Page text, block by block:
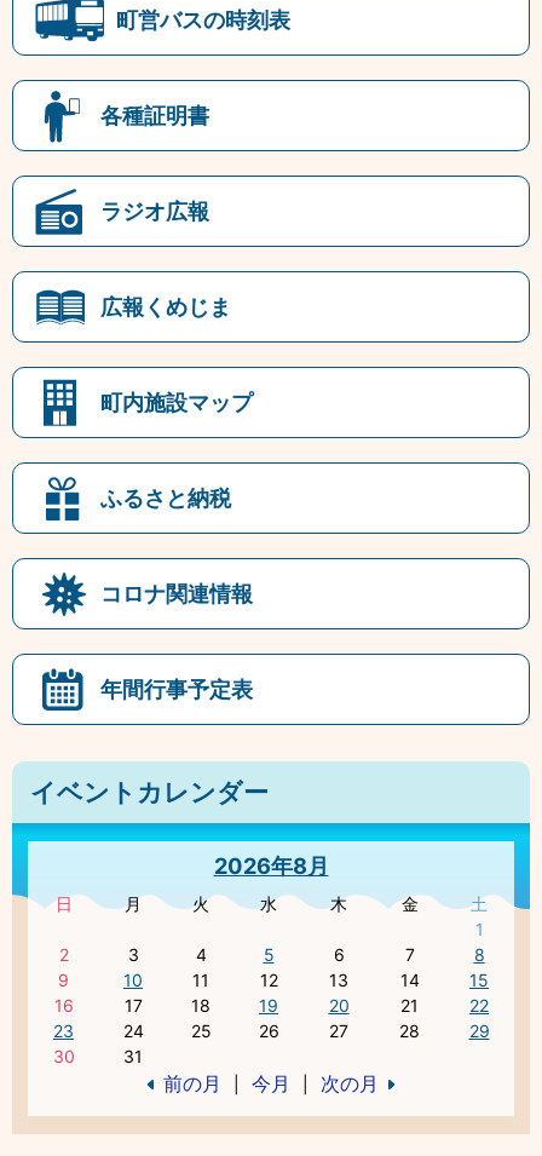
町営バスの時刻表
各種証明書
ラジオ広報
広報くめじま
町内施設マップ
ふるさと納税
コロナ関連情報
年間行事予定表
イベントカレンダー
2026年8月
日 月 火 水 木 金
土
1
2
3 4 5 6 7
8
9
10 11 12 13 14
15
16
17 18 19 20 21
22
23
24 25 26 27 28
29
30
31
前の月 今月 次の月